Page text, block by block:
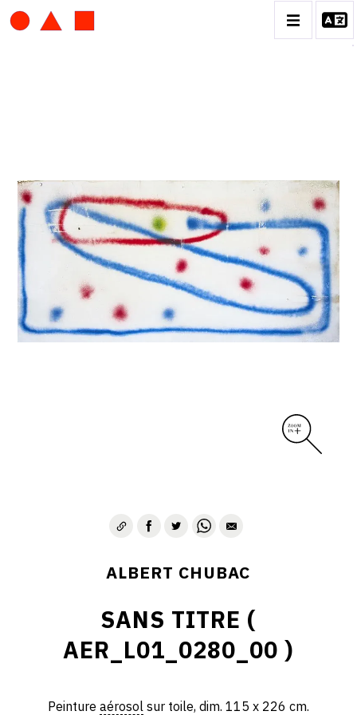
BIOGRAPHIE
CATALOGUE DES OEUVRES
CONTACT
ALBERT CHUBAC
SANS TITRE (
AER_L01_0280_00 )
Peinture aérosol sur toile, dim. 115 x 226 cm.